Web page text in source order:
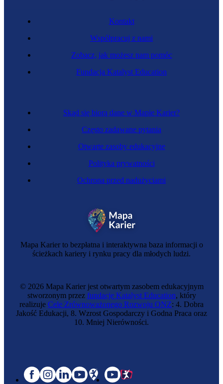
Mapa Karier to bezpłatna i interaktywna baza informacji o
ścieżkach kariery i rynku pracy dla młodych ludzi.
Skąd się biorą dane w Mapie Karier?
Często zadawane pytania
Otwarte zasoby edukacyjne
Polityka prywatności
Ochrona przed nadużyciami
Kontakt
Współpracuj z nami
Zobacz, jak możesz nam pomóc
Fundacja Katalyst Education
© 2026 Mapa Karier jest otwartym zasobem edukacyjnym
stworzonym przez fundację Katalyst Education, który
realizuje Cele Zrównoważonego Rozwoju ONZ: 4. Dobra
Jakość Edukacji, 8. Wzrost Gospodarczy i Godna Praca oraz
10. Mniej Nierówności.